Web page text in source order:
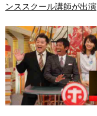
ンススクール講師が出演